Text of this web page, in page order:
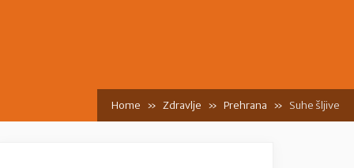
Home Zdravlje Prehrana Suhe šljive